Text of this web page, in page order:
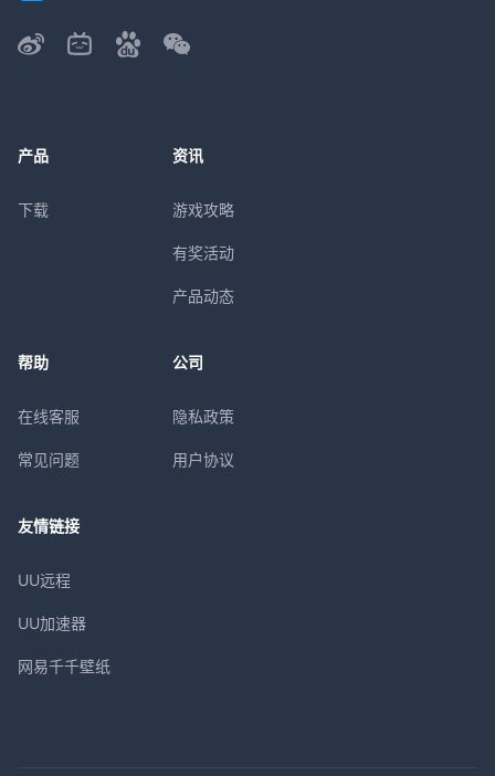
产品
下载
资讯
游戏攻略
有奖活动
产品动态
帮助
在线客服
常见问题
公司
隐私政策
用户协议
友情链接
UU远程
UU加速器
网易千千壁纸